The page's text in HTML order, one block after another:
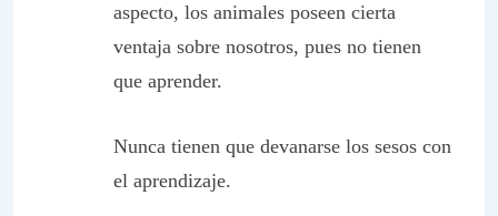
aspecto, los animales poseen cierta
ventaja sobre nosotros, pues no tienen
que aprender.
Nunca tienen que devanarse los sesos con
el aprendizaje.